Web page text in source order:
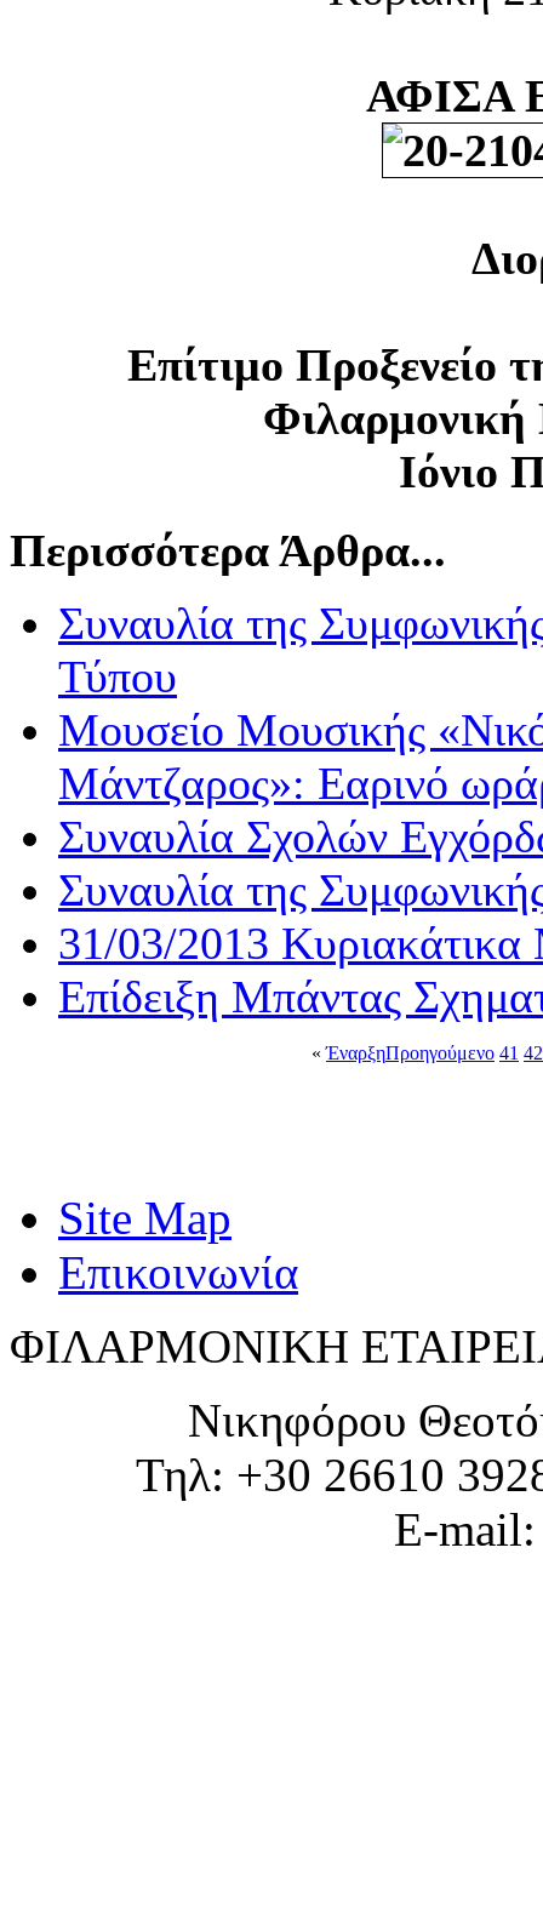
ΑΦΙΣΑ
Επίτιμο Προξενείο
Φιλαρμονική
Ιόνιο
Περισσότερα Άρθρα...
Συναυλία της
Τύπου
Μουσείο Μουσικής
Μάντζαρος»: Εαρινό
Συναυλία Σχολών
Συναυλία της
31/03/2013
Επίδειξη Μπάντας
«ΈναρξηΠροηγούμενο 41 42
Site Map
Επικοινωνία
ΦΙΛΑΡΜΟΝΙΚΗ
Νικηφόρου
Τηλ: +30 26610
E-